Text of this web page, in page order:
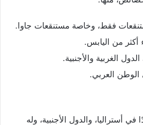
فقط، وخاصة مستنقعات جاوا.
أكثر من اليابس.
الغربية والأجنبية.
العربي.
أستراليا، والدول الأجنبية، وله